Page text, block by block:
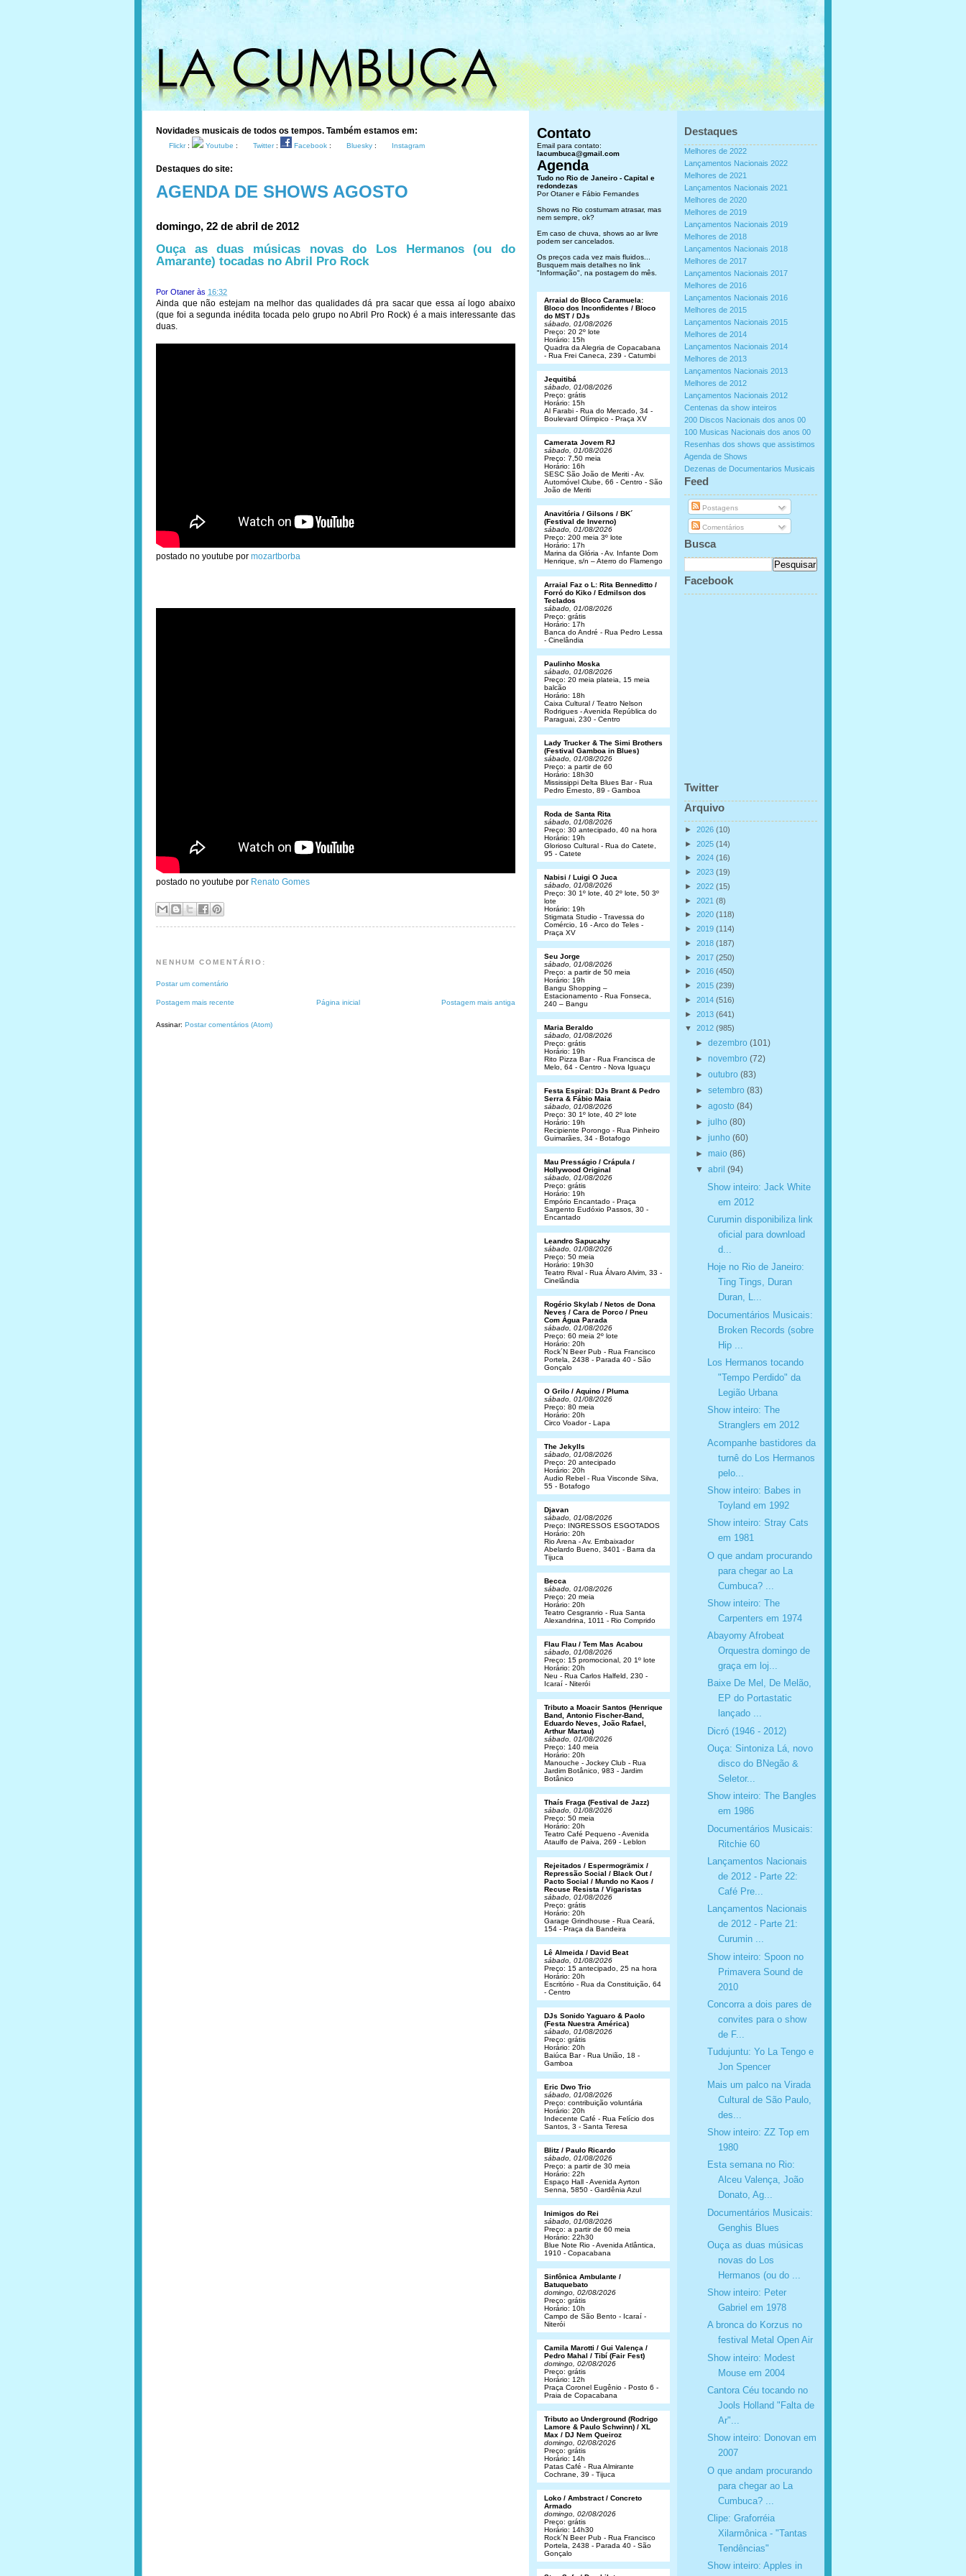
Novidades musicais de todos os tempos. Também estamos em:
Flickr: Youtube : Twitter: Facebook : Bluesky : Instagram
Destaques do site:
AGENDA DE SHOWS AGOSTO
domingo, 22 de abril de 2012
Ouça as duas músicas novas do Los Hermanos (ou do
Amarante) tocadas no Abril Pro Rock
Por Otaner às 16:32
Ainda que não estejam na melhor das qualidades dá pra sacar que essa aí logo abaixo
(que foi a segunda inédita tocada pelo grupo no Abril Pro Rock) é a mais interessante das
duas.
postado no youtube por mozartborba
postado no youtube por Renato Gomes
NENHUM COMENTÁRIO:
Postar um comentário
Postagem mais recente Postagem mais antiga
Página inicial
Assinar: Postar comentários (Atom)
Destaques
Melhores de 2022
Lançamentos Nacionais 2022
Melhores de 2021
Lançamentos Nacionais 2021
Melhores de 2020
Melhores de 2019
Lançamentos Nacionais 2019
Melhores de 2018
Lançamentos Nacionais 2018
Melhores de 2017
Lançamentos Nacionais 2017
Melhores de 2016
Lançamentos Nacionais 2016
Melhores de 2015
Lançamentos Nacionais 2015
Melhores de 2014
Lançamentos Nacionais 2014
Melhores de 2013
Lançamentos Nacionais 2013
Melhores de 2012
Lançamentos Nacionais 2012
Centenas da show inteiros
200 Discos Nacionais dos anos 00
100 Musicas Nacionais dos anos 00
Resenhas dos shows que assistimos
Agenda de Shows
Dezenas de Documentarios Musicais
Feed
Postagens
Comentários
Busca
Facebook
Twitter
Arquivo
► 2026 (10)
► 2025 (14)
► 2024 (16)
► 2023 (19)
► 2022 (15)
► 2021 (8)
► 2020 (118)
► 2019 (114)
► 2018 (187)
► 2017 (250)
► 2016 (450)
► 2015 (239)
► 2014 (516)
► 2013 (641)
▼ 2012 (985)
► dezembro (101)
► novembro (72)
► outubro (83)
► setembro (83)
► agosto (84)
► julho (80)
► junho (60)
► maio (86)
▼ abril (94)
Show inteiro: Jack White
em 2012
Curumin disponibiliza link
oficial para download
d...
Hoje no Rio de Janeiro:
Ting Tings, Duran
Duran, L...
Documentários Musicais:
Broken Records (sobre
Hip ...
Los Hermanos tocando
"Tempo Perdido" da
Legião Urbana
Show inteiro: The
Stranglers em 2012
Acompanhe bastidores da
turnê do Los Hermanos
pelo...
Show inteiro: Babes in
Toyland em 1992
Show inteiro: Stray Cats
em 1981
O que andam procurando
para chegar ao La
Cumbuca? ...
Show inteiro: The
Carpenters em 1974
Abayomy Afrobeat
Orquestra domingo de
graça em loj...
Baixe De Mel, De Melão,
EP do Portastatic
lançado ...
Dicró (1946 - 2012)
Ouça: Sintoniza Lá, novo
disco do BNegão &
Seletor...
Show inteiro: The Bangles
em 1986
Documentários Musicais:
Ritchie 60
Lançamentos Nacionais
de 2012 - Parte 22:
Café Pre...
Lançamentos Nacionais
de 2012 - Parte 21:
Curumin ...
Show inteiro: Spoon no
Primavera Sound de
2010
Concorra a dois pares de
convites para o show
de F...
Tudujuntu: Yo La Tengo e
Jon Spencer
Mais um palco na Virada
Cultural de São Paulo,
des...
Show inteiro: ZZ Top em
1980
Esta semana no Rio:
Alceu Valença, João
Donato, Ag...
Documentários Musicais:
Genghis Blues
Ouça as duas músicas
novas do Los
Hermanos (ou do ...
Show inteiro: Peter
Gabriel em 1978
A bronca do Korzus no
festival Metal Open Air
Show inteiro: Modest
Mouse em 2004
Cantora Céu tocando no
Jools Holland "Falta de
Ar"...
Show inteiro: Donovan em
2007
O que andam procurando
para chegar ao La
Cumbuca? ...
Clipe: Graforréia
Xilarmônica - "Tantas
Tendências"
Show inteiro: Apples in
Contato
Email para contato:
lacumbuca@gmail.com
Agenda
Tudo no Rio de Janeiro - Capital e
redondezas
Por Otaner e Fábio Fernandes
Shows no Rio costumam atrasar, mas
nem sempre, ok?
Em caso de chuva, shows ao ar livre
podem ser cancelados.
Os preços cada vez mais fluidos...
Busquem mais detalhes no link
"Informação", na postagem do mês.
Arraial do Bloco Caramuela:
Bloco dos Inconfidentes / Bloco
do MST / DJs
sábado, 01/08/2026
Preço: 20 2º lote
Horário: 15h
Quadra da Alegria de Copacabana
- Rua Frei Caneca, 239 - Catumbi
Jequitibá
sábado, 01/08/2026
Preço: grátis
Horário: 15h
Al Farabi - Rua do Mercado, 34 -
Boulevard Olímpico - Praça XV
Camerata Jovem RJ
sábado, 01/08/2026
Preço: 7,50 meia
Horário: 16h
SESC São João de Meriti - Av.
Automóvel Clube, 66 - Centro - São
João de Meriti
Anavitória / Gilsons / BK´
(Festival de Inverno)
sábado, 01/08/2026
Preço: 200 meia 3º lote
Horário: 17h
Marina da Glória - Av. Infante Dom
Henrique, s/n – Aterro do Flamengo
Arraial Faz o L: Rita Benneditto /
Forró do Kiko / Edmilson dos
Teclados
sábado, 01/08/2026
Preço: grátis
Horário: 17h
Banca do André - Rua Pedro Lessa
- Cinelândia
Paulinho Moska
sábado, 01/08/2026
Preço: 20 meia plateia, 15 meia
balcão
Horário: 18h
Caixa Cultural / Teatro Nelson
Rodrigues - Avenida República do
Paraguai, 230 - Centro
Lady Trucker & The Simi Brothers
(Festival Gamboa in Blues)
sábado, 01/08/2026
Preço: a partir de 60
Horário: 18h30
Mississippi Delta Blues Bar - Rua
Pedro Ernesto, 89 - Gamboa
Roda de Santa Rita
sábado, 01/08/2026
Preço: 30 antecipado, 40 na hora
Horário: 19h
Glorioso Cultural - Rua do Catete,
95 - Catete
Nabisi / Luigi O Juca
sábado, 01/08/2026
Preço: 30 1º lote, 40 2º lote, 50 3º
lote
Horário: 19h
Stigmata Studio - Travessa do
Comércio, 16 - Arco do Teles -
Praça XV
Seu Jorge
sábado, 01/08/2026
Preço: a partir de 50 meia
Horário: 19h
Bangu Shopping –
Estacionamento - Rua Fonseca,
240 – Bangu
Maria Beraldo
sábado, 01/08/2026
Preço: grátis
Horário: 19h
Rito Pizza Bar - Rua Francisca de
Melo, 64 - Centro - Nova Iguaçu
Festa Espiral: DJs Brant & Pedro
Serra & Fábio Maia
sábado, 01/08/2026
Preço: 30 1º lote, 40 2º lote
Horário: 19h
Recipiente Porongo - Rua Pinheiro
Guimarães, 34 - Botafogo
Mau Presságio / Crápula /
Hollywood Original
sábado, 01/08/2026
Preço: grátis
Horário: 19h
Empório Encantado - Praça
Sargento Eudóxio Passos, 30 -
Encantado
Leandro Sapucahy
sábado, 01/08/2026
Preço: 50 meia
Horário: 19h30
Teatro Rival - Rua Álvaro Alvim, 33 -
Cinelândia
Rogério Skylab / Netos de Dona
Neves / Cara de Porco / Pneu
Com Água Parada
sábado, 01/08/2026
Preço: 60 meia 2º lote
Horário: 20h
Rock´N Beer Pub - Rua Francisco
Portela, 2438 - Parada 40 - São
Gonçalo
O Grilo / Aquino / Pluma
sábado, 01/08/2026
Preço: 80 meia
Horário: 20h
Circo Voador - Lapa
The Jekylls
sábado, 01/08/2026
Preço: 20 antecipado
Horário: 20h
Audio Rebel - Rua Visconde Silva,
55 - Botafogo
Djavan
sábado, 01/08/2026
Preço: INGRESSOS ESGOTADOS
Horário: 20h
Rio Arena - Av. Embaixador
Abelardo Bueno, 3401 - Barra da
Tijuca
Becca
sábado, 01/08/2026
Preço: 20 meia
Horário: 20h
Teatro Cesgranrio - Rua Santa
Alexandrina, 1011 - Rio Comprido
Flau Flau / Tem Mas Acabou
sábado, 01/08/2026
Preço: 15 promocional, 20 1º lote
Horário: 20h
Neu - Rua Carlos Halfeld, 230 -
Icaraí - Niterói
Tributo a Moacir Santos (Henrique
Band, Antonio Fischer-Band,
Eduardo Neves, João Rafael,
Arthur Martau)
sábado, 01/08/2026
Preço: 140 meia
Horário: 20h
Manouche - Jockey Club - Rua
Jardim Botânico, 983 - Jardim
Botânico
Thaís Fraga (Festival de Jazz)
sábado, 01/08/2026
Preço: 50 meia
Horário: 20h
Teatro Café Pequeno - Avenida
Ataulfo de Paiva, 269 - Leblon
Rejeitados / Espermogrämix /
Repressão Social / Black Out /
Pacto Social / Mundo no Kaos /
Recuse Resista / Vigaristas
sábado, 01/08/2026
Preço: grátis
Horário: 20h
Garage Grindhouse - Rua Ceará,
154 - Praça da Bandeira
Lê Almeida / David Beat
sábado, 01/08/2026
Preço: 15 antecipado, 25 na hora
Horário: 20h
Escritório - Rua da Constituição, 64
- Centro
DJs Sonido Yaguaro & Paolo
(Festa Nuestra América)
sábado, 01/08/2026
Preço: grátis
Horário: 20h
Baiúca Bar - Rua União, 18 -
Gamboa
Eric Dwo Trio
sábado, 01/08/2026
Preço: contribuição voluntária
Horário: 20h
Indecente Café - Rua Felício dos
Santos, 3 - Santa Teresa
Blitz / Paulo Ricardo
sábado, 01/08/2026
Preço: a partir de 30 meia
Horário: 22h
Espaço Hall - Avenida Ayrton
Senna, 5850 - Gardênia Azul
Inimigos do Rei
sábado, 01/08/2026
Preço: a partir de 60 meia
Horário: 22h30
Blue Note Rio - Avenida Atlântica,
1910 - Copacabana
Sinfônica Ambulante /
Batuquebato
domingo, 02/08/2026
Preço: grátis
Horário: 10h
Campo de São Bento - Icaraí -
Niterói
Camila Marotti / Gui Valença /
Pedro Mahal / Tibí (Fair Fest)
domingo, 02/08/2026
Preço: grátis
Horário: 12h
Praça Coronel Eugênio - Posto 6 -
Praia de Copacabana
Tributo ao Underground (Rodrigo
Lamore & Paulo Schwinn) / XL
Max / DJ Nem Queiroz
domingo, 02/08/2026
Preço: grátis
Horário: 14h
Patas Café - Rua Almirante
Cochrane, 39 - Tijuca
Loko / Ambstract / Concreto
Armado
domingo, 02/08/2026
Preço: grátis
Horário: 14h30
Rock´N Beer Pub - Rua Francisco
Portela, 2438 - Parada 40 - São
Gonçalo